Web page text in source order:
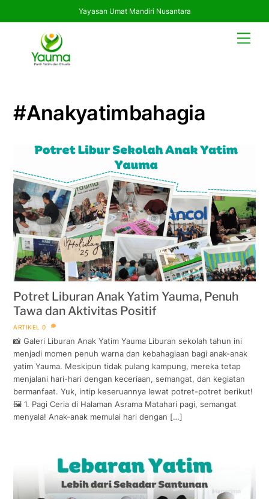
Yayasan Umat Mandiri Nusantara
#anakyatimbahagia
Potret Liburan Anak Yatim Yauma, Penuh
Tawa dan Aktivitas Positif
ARTIKEL 0
📸 Galeri Liburan Anak Yatim Yauma Liburan sekolah tahun ini
menjadi momen penuh warna dan kebahagiaan bagi anak-anak
yatim Yauma. Meskipun tidak pulang kampung, mereka tetap
menjalani hari-hari dengan keceriaan, semangat, dan kegiatan
bermanfaat. Yuk, intip keseruannya lewat potret-potret berikut!
🖼️ 1. Pagi Ceria di Halaman Asrama Matahari pagi, semangat
menyala! Anak-anak memulai hari dengan […]